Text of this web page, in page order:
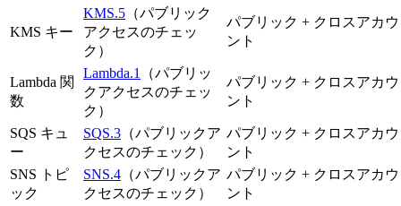
KMS キー
KMS.5 （パブリック
アクセスのチェッ
ク）
パブリック + クロスアカウ
ント
Lambda 関
数
Lambda.1
（パブリッ
クアクセスのチェッ
ク）
パブリック + クロスアカウ
ント
SQS キュ
ー
SQS.3 （パブリックア
クセスのチェック）
パブリック + クロスアカウ
ント
SNS トピ
ック
SNS.4 （パブリックア
クセスのチェック）
パブリック + クロスアカウ
ント